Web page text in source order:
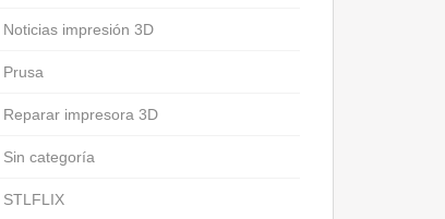
Noticias impresión 3D
Prusa
Reparar impresora 3D
Sin categoría
STLFLIX